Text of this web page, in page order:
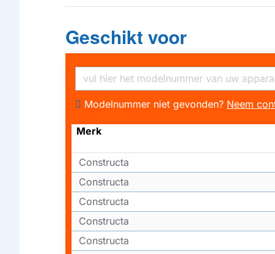
Geschikt voor
Modelnummer niet gevonden? Neem
Merk
Constructa
Constructa
Constructa
Constructa
Constructa